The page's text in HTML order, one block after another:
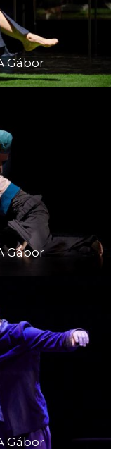
Gábor
Gábor
Gábor